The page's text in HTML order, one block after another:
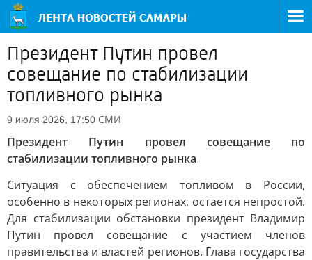
Президент Путин провел
совещание по стабилизации
топливного рынка
9 июля 2026, 17:50 СМИ
Президент Путин провел совещание по
стабилизации топливного рынка
Ситуация с обеспечением топливом в России,
особенно в некоторых регионах, остается непростой.
Для стабилизации обстановки президент Владимир
Путин провел совещание с участием членов
правительства и властей регионов. Глава государства